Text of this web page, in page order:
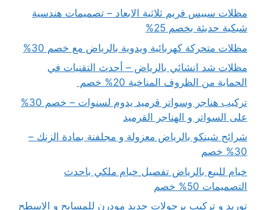
مظلات سبيس فريم ثلاثية الابعاد – تصميمات هندسية
شبكية حديثة بخصم 25%
مظلات متحركة كهربائية ويدوية بالرياض مع خصم 30%
مظلات شد انشائي بالرياض – أحدث التقنيات في
الحماية من الظروف المناخية 20% خصم
تركيب هناجر وسواتر قرميد يدوم لسنوات – خصم 30%
على السواتر و الهناجر القرميد
شرائح شينكو بالرياض معزولة و مجلفنة بمادة الزنك –
30% خصم
خيام للبيع بالرياض تفصيل خيام ملكي باحدث
التصميمات 50% خصم
توريد و تركيب برجولات حديد مودرن للمسابح و الاسطح